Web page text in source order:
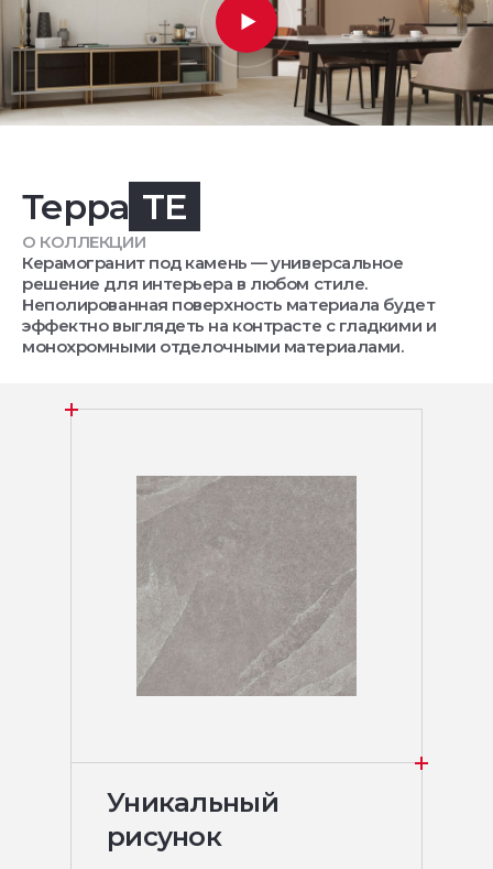
Терра TE
О КОЛЛЕКЦИИ
Керамогранит под камень — универсальное
решение для интерьера в любом стиле.
Неполированная поверхность материала будет
эффектно выглядеть на контрасте с гладкими и
монохромными отделочными материалами.
Уникальный
рисунок